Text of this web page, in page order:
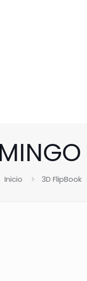
Inicio 3D FlipBook